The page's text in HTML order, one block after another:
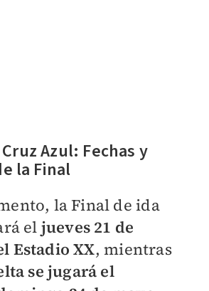
Azul: Fechas y
la Final
la Final de ida
el jueves 21 de
Estadio XX, mientras
se jugará el